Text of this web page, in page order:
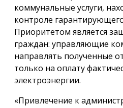
коммунальные услуги,
контроле
Приоритетом является
граждан: управляющие
направлять полученные
только на оплату
электроэнергии.
«Привлечение к